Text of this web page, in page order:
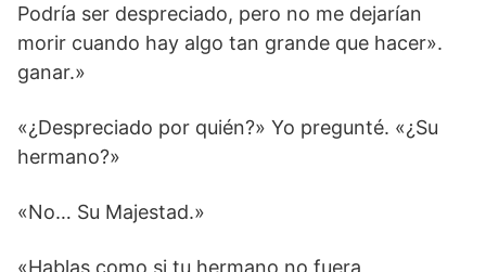
Podría ser despreciado, pero no me dejarían
morir cuando hay algo tan grande que hacer».
ganar.»
«¿Despreciado por quién?» Yo pregunté. «¿Su
hermano?»
«No… Su Majestad.»
«Hablas como si tu hermano no fuera